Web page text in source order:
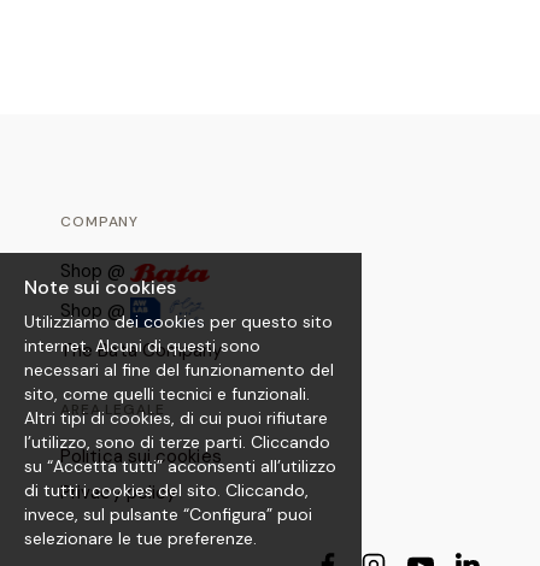
COMPANY
Shop @
Shop @
The Bata Company
AREA LEGALE
Politica sui cookies
Privacy policy
Note sui cookies
Utilizziamo dei cookies per questo sito
internet. Alcuni di questi sono
necessari al fine del funzionamento del
sito, come quelli tecnici e funzionali.
Altri tipi di cookies, di cui puoi rifiutare
l’utilizzo, sono di terze parti. Cliccando
su “Accetta tutti” acconsenti all’utilizzo
di tutti i cookies del sito. Cliccando,
invece, sul pulsante “Configura” puoi
selezionare le tue preferenze.